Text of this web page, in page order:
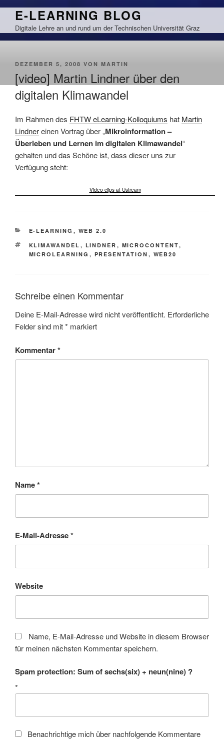
Zum
springen
E-LEARNING BLOG
Digitale Lehre an und rund um der Technischen Universität Graz
VERÖFFENTLICHT
DEZEMBER 5, 2008 VON MARTIN
[video] Martin Lindner über den
digitalen Klimawandel
Im Rahmen des FHTW eLearning-Kolloquiums hat Martin
Lindnereinen Vortrag über „Mikroinformation –
Überleben und Lernen im digitalen Klimawandel“
gehalten und das Schöne ist, dass dieser uns zur
Verfügung steht:
Video clips at Ustream
KATEGORIEN
E-LEARNING , WEB 2.0
SCHLAGWÖRTER
KLIMAWANDEL , LINDNER , MICROCONTENT,
MICROLEARNING , PRESENTATION , WEB20
Schreibe einen Kommentar
Deine E-Mail-Adresse wird nicht veröffentlicht. Erforderliche
Felder sind mit* markiert
Kommentar*
Name*
E-Mail-Adresse*
Website
Name, E-Mail-Adresse und Website in diesem Browser
für meinen nächsten Kommentar speichern.
Spam protection: Sum of sechs(six) + neun(nine) ?
*
Benachrichtige mich über nachfolgende Kommentare